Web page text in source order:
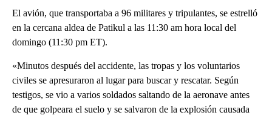
El avión, que transportaba a 96 militares y tripulantes, se estrelló
en la cercana aldea de Patikul a las 11:30 am hora local del
domingo (11:30 pm ET).
«Minutos después del accidente, las tropas y los voluntarios
civiles se apresuraron al lugar para buscar y rescatar. Según
testigos, se vio a varios soldados saltando de la aeronave antes
de que golpeara el suelo y se salvaron de la explosión causada